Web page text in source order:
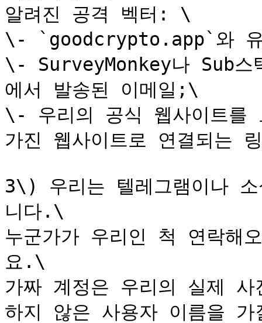
알려진 공격 벡터: \
\- `goodcrypto.app`와 유
\- SurveyMonkey나 Sub
에서 발송된 이메일;\
\- 우리의 공식 웹사이트를
가진 웹사이트로 연결되는
3\) 우리는 텔레그램이나
니다.\
누군가가 우리인 척 연락해
요.\
가짜 계정은 우리의 실제
하지 않은 사용자 이름을